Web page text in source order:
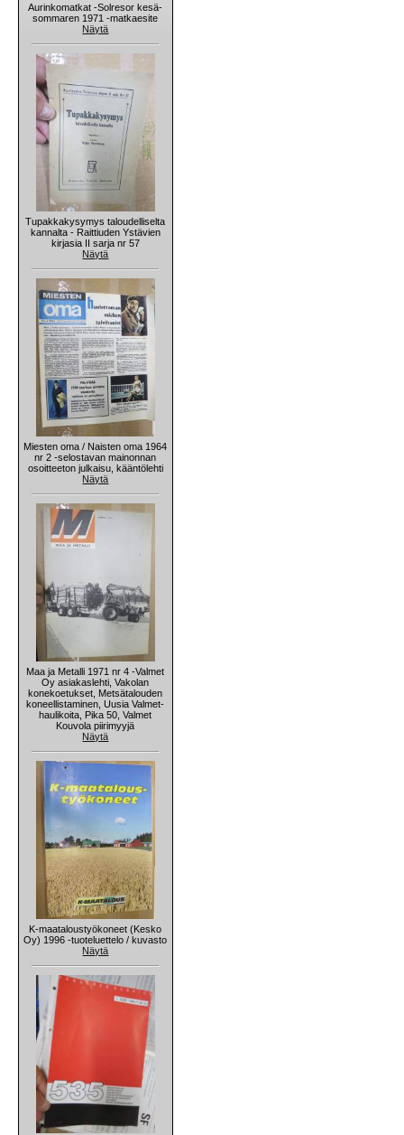
Aurinkomatkat -Solresor kesä-
sommaren 1971 -matkaesite
Näytä
Tupakkakysymys taloudelliselta
kannalta - Raittiuden Ystävien
kirjasia II sarja nr 57
Näytä
Miesten oma / Naisten oma 1964
nr 2 -selostavan mainonnan
osoitteeton julkaisu, kääntölehti
Näytä
Maa ja Metalli 1971 nr 4 -Valmet
Oy asiakaslehti, Vakolan
konekoetukset, Metsätalouden
koneellistaminen, Uusia Valmet-
haulikoita, Pika 50, Valmet
Kouvola piirimyyjä
Näytä
K-maataloustyökoneet (Kesko
Oy) 1996 -tuoteluettelo / kuvasto
Näytä